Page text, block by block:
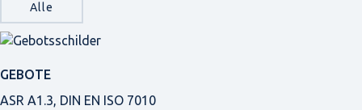
Alle
GEBOTE
ASR A1.3, DIN EN ISO 7010